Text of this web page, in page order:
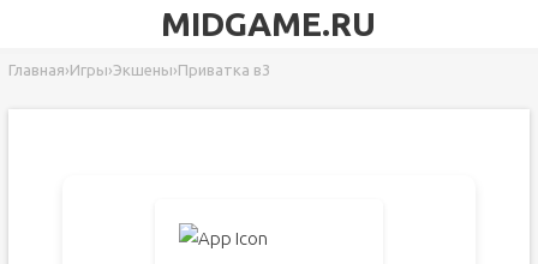
MIDGAME.RU
Главная›Игры›Экшены›Приватка в3